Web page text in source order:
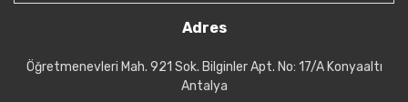
Adres
Öğretmenevleri Mah. 921 Sok. Bilginler Apt. No: 17/A Konyaaltı
Antalya